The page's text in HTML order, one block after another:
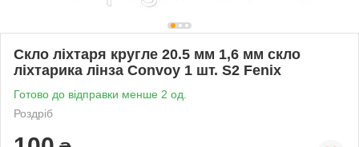
Скло ліхтаря кругле 20.5 мм 1,6 мм скло
ліхтарика лінза Convoy 1 шт. S2 Fenix
Готово до відправки менше 2 од.
Роздріб